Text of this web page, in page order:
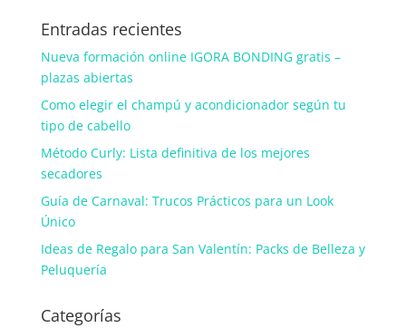
Entradas recientes
Nueva formación online IGORA BONDING gratis –
plazas abiertas
Como elegir el champú y acondicionador según tu
tipo de cabello
Método Curly: Lista definitiva de los mejores
secadores
Guía de Carnaval: Trucos Prácticos para un Look
Único
Ideas de Regalo para San Valentín: Packs de Belleza y
Peluquería
Categorías